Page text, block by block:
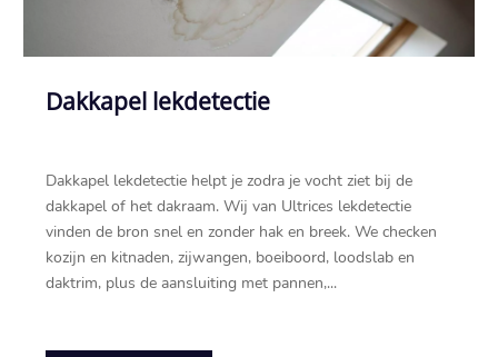
Dakkapel lekdetectie
Dakkapel lekdetectie helpt je zodra je vocht ziet bij de
dakkapel of het dakraam.​ Wij van Ultrices lekdetectie
vinden de bron snel en zonder hak en breek.​ We checken
kozijn en kitnaden, zijwangen, boeiboord, loodslab en
daktrim, plus de aansluiting met pannen,...